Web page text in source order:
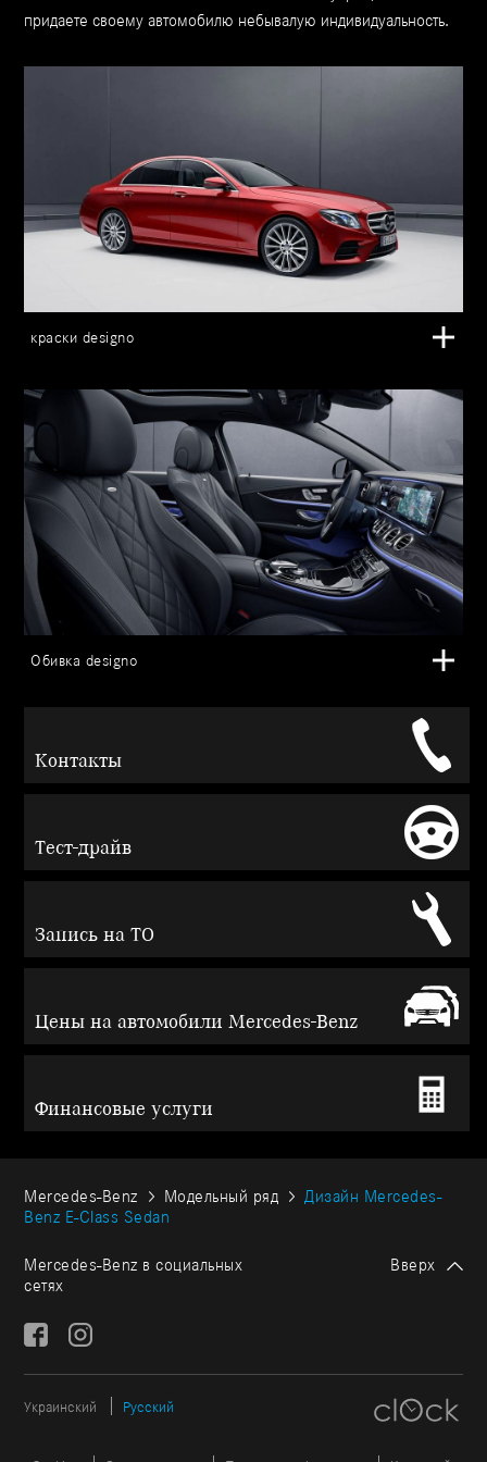
придаете своему автомобилю небывалую индивидуальность.
краски designo
Обивка designo
Контакты
Тест-драйв
Запись на ТО
Цены на автомобили Mercedes-Benz
Финансовые услуги
Mercedes-Benz Модельный ряд
Дизайн Mercedes-
Benz E-Class Sedan
Mercedes-Benz в социальных
сетях
Вверх
Украинский Русский